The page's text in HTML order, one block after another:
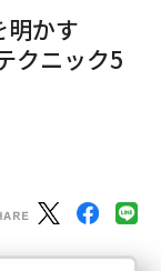
明かす
クニック5